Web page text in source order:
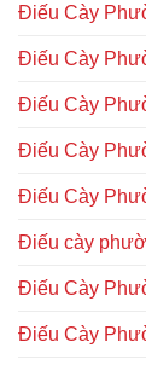
Điếu Cày
Điếu Cày
Điếu Cày
Điếu Cày
Điếu Cày
Điếu cày
Điếu Cày
Điếu Cày